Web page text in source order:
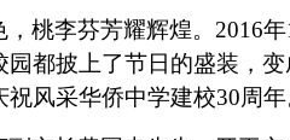
桃李芬芳耀辉煌。 2016年
园都披上了节日的盛装，
祝风采华侨中学建校30周